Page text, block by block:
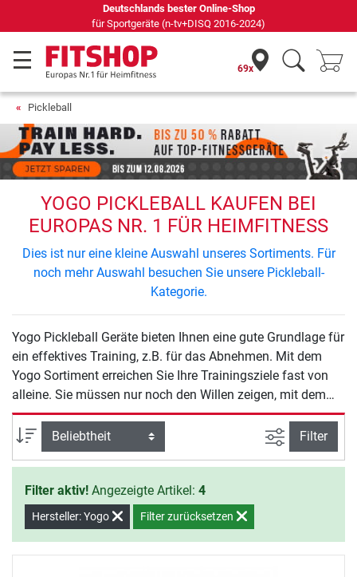
Deutschlands bester Online-Shop
für Sportgeräte (n-tv+DISQ 2016-2024)
69x
Pickleball
YOGO PICKLEBALL KAUFEN BEI
EUROPAS NR. 1 FÜR HEIMFITNESS
Dies ist nur eine kleine Auswahl unseres Sortiments. Für
noch mehr Auswahl besuchen Sie unsere Pickleball-
Kategorie.
Yogo Pickleball Geräte bieten Ihnen eine gute Grundlage für
ein effektives Training, z.B. für das Abnehmen. Mit dem
Yogo Sortiment erreichen Sie Ihre Trainingsziele fast von
alleine. Sie müssen nur noch den Willen zeigen, mit dem
Training zu beginnen.
Sortierung
Ansicht
Filter
Filter aktiv! Angezeigte Artikel: 4
Hersteller: Yogo Filter zurücksetzen